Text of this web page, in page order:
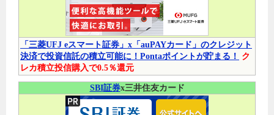
「三菱UFJ eスマート証券」x「auPAYカード」のクレジット
決済で投資信託の積立可能に！Pontaポイントが貯まる！
ク
レカ積立投信購入で0.5％還元
SBI証券x三井住友カード